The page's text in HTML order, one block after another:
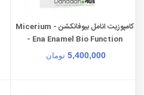
کامپوزیت انامل بیوفانکشن - Micerium
- Ena Enamel Bio Function
5,400,000 تومان